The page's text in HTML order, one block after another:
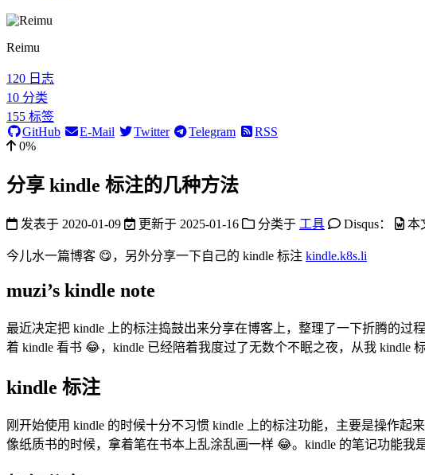
Reimu
120 日志
10 分类
155 标签
GitHub
E-Mail Twitter Telegram
RSS
0%
分享 kindle 标注的几种方法
发表于 2020-01-09 更新于 2025-01-16 分类于 工具 Disqus： 本
今儿水一篇博客 😋，另外分享一下自己的 kindle 标注 kindle.k8s.li
muzi’s kindle note
最近决定把 kindle 上的标注捣鼓出来分享在博客上，整理了一下折腾的过
着 kindle 看书 😂，kindle 已经陪着我度过了无数个不眠之夜，从我 kindle
kindle 标注
刚开始使用 kindle 的时候十分不习惯 kindle 上的标注功能，主要是操作
像纸质书的时候，拿着笔在书本上乱涂乱画一样 😂。kindle 的笔记功能我